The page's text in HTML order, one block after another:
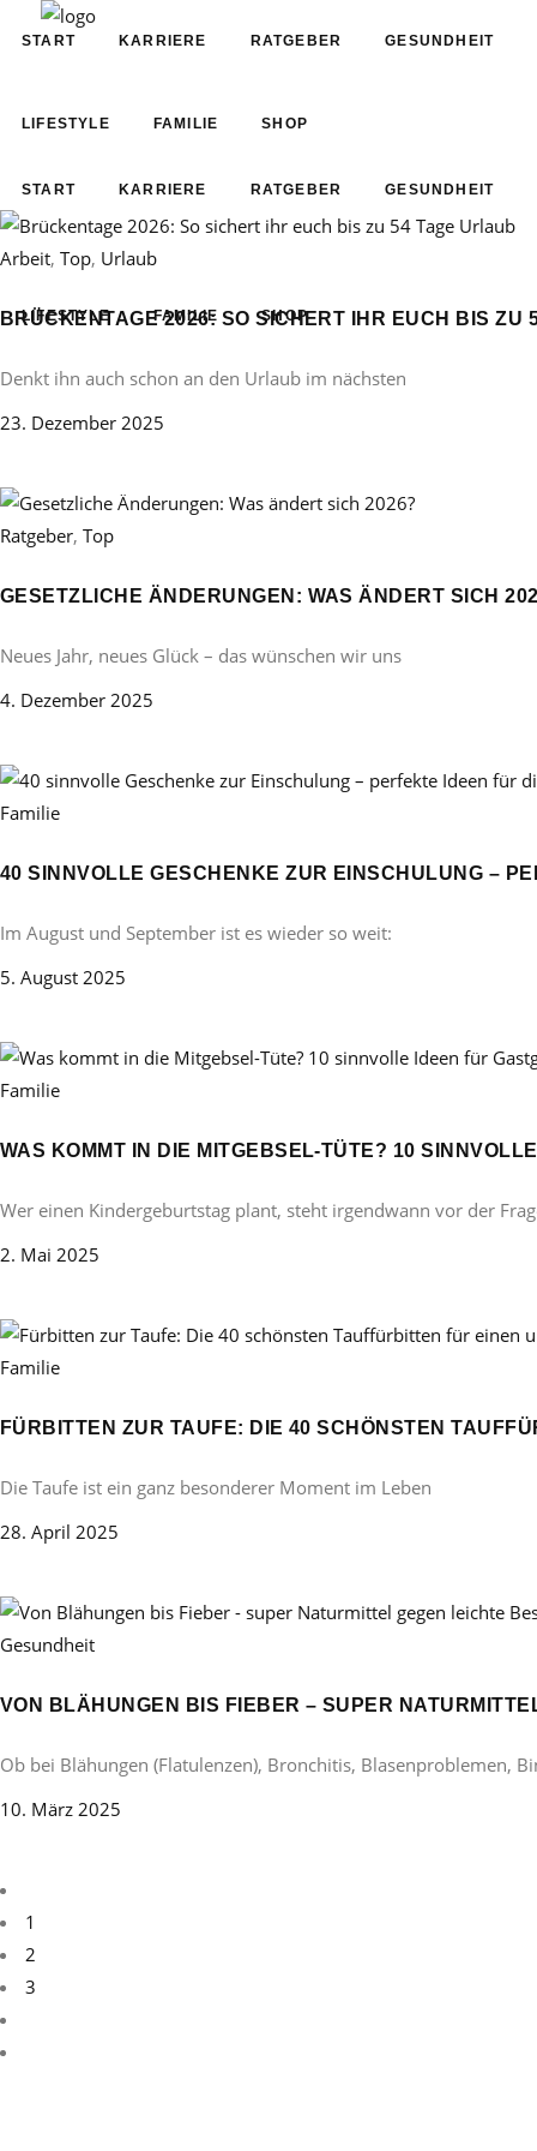
START KARRIERE RATGEBER GESUNDHEIT
LIFESTYLE FAMILIE SHOP
START KARRIERE RATGEBER GESUNDHEIT
LIFESTYLE FAMILIE SHOP
Arbeit, Top, Urlaub
BRÜCKENTAGE 2026: SO SICHERT IHR EUCH BIS ZU
Denkt ihn auch schon an den Urlaub im nächsten
23. Dezember 2025
Ratgeber, Top
GESETZLICHE ÄNDERUNGEN: WAS ÄNDERT SICH
Neues Jahr, neues Glück – das wünschen wir uns
4. Dezember 2025
Familie
40 SINNVOLLE GESCHENKE ZUR EINSCHULUNG –
Im August und September ist es wieder so weit:
5. August 2025
Familie
WAS KOMMT IN DIE MITGEBSEL-TÜTE? 10
Wer einen Kindergeburtstag plant, steht irgendwann vor der
2. Mai 2025
Familie
FÜRBITTEN ZUR TAUFE: DIE 40 SCHÖNSTEN
Die Taufe ist ein ganz besonderer Moment im Leben
28. April 2025
Gesundheit
VON BLÄHUNGEN BIS FIEBER – SUPER
Ob bei Blähungen (Flatulenzen), Bronchitis, Blasenproblemen,
10. März 2025
1
2
3